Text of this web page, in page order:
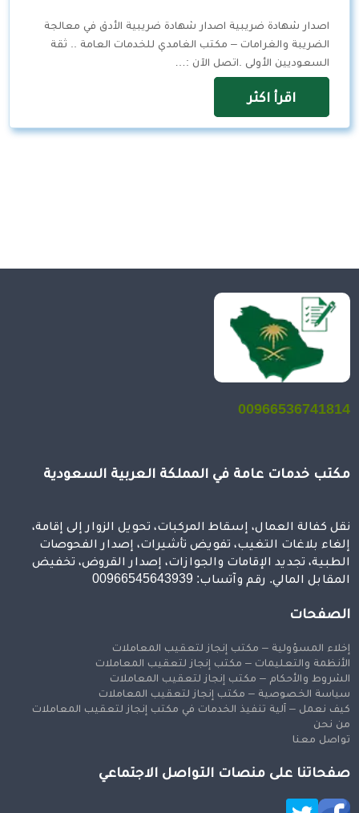
اصدار شهادة ضريبية اصدار شهادة ضريبية الأدق في معالجة
الضريبة والغرامات – مكتب الغامدي للخدمات العامة .. ثقة
السعوديين الأولى .اتصل الآن :…
اقرأ اكثر
00966536741814
مكتب خدمات عامة في المملكة العربية السعودية
نقل كفالة العمال، إسقاط المركبات، تحويل الزوار إلى إقامة،
إلغاء بلاغات التغيب، تفويض تأشيرات، إصدار الفحوصات
الطبية، تجديد الإقامات والجوازات، إصدار القروض، تخفيض
المقابل المالي. رقم وآتساب: 00966545643939
الصفحات
إخلاء المسؤولية – مكتب إنجاز لتعقيب المعاملات
الأنظمة والتعليمات – مكتب إنجاز لتعقيب المعاملات
الشروط والأحكام – مكتب إنجاز لتعقيب المعاملات
سياسة الخصوصية – مكتب إنجاز لتعقيب المعاملات
كيف نعمل – آلية تنفيذ الخدمات في مكتب إنجاز لتعقيب المعاملات
من نحن
تواصل معنا
صفحاتنا على منصات التواصل الاجتماعي